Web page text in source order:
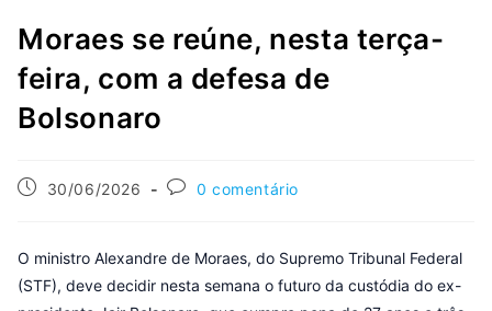
Moraes se reúne, nesta terça-
feira, com a defesa de
Bolsonaro
30/06/2026 0 comentário
O ministro Alexandre de Moraes, do Supremo Tribunal Federal
(STF), deve decidir nesta semana o futuro da custódia do ex-